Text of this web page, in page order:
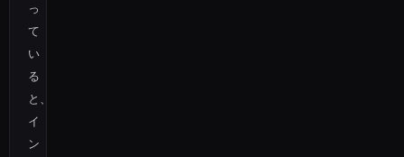
っ
て
い
る
と、
イ
ン